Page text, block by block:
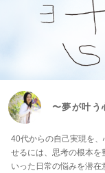
〜夢が叶う
40代からの自己実現を
せるには、思考の根本を
いった日常の悩みを潜在